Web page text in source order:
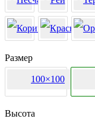
Размер
100×100
Высота